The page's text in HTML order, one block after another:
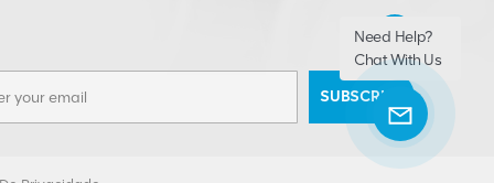
SUBSCRIBE
Need Help?
Chat With Us